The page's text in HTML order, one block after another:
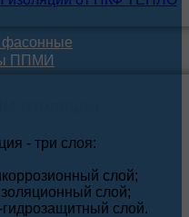
ППМИ
- три слоя:
слой;
слой;
слой.